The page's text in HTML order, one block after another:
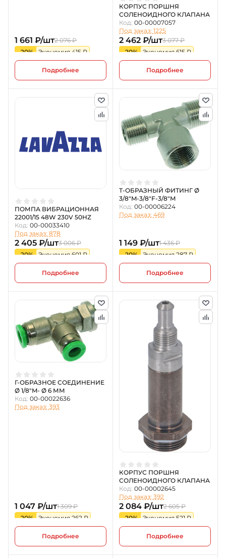
1 661 ₽/шт2 076 ₽
-20%
Экономия 415 ₽
Подробнее
КОРПУС ПОРШНЯ
СОЛЕНОИДНОГО КЛАПАНА
Код: 00-00007057
Под заказ: 1225
2 462 ₽/шт3 077 ₽
-20%
Экономия 615 ₽
Подробнее
ПОМПА ВИБРАЦИОННАЯ
22001/15 48W 230V 50HZ
Код: 00-00033410
Под заказ: 878
2 405 ₽/шт3 006 ₽
-20%
Экономия 601 ₽
Подробнее
Т-ОБРАЗНЫЙ ФИТИНГ Ø
3/8"M-3/8"F-3/8"M
Код: 00-00006224
Под заказ: 469
1 149 ₽/шт1 436 ₽
-20%
Экономия 287 ₽
Подробнее
Г-ОБРАЗНОЕ СОЕДИНЕНИЕ
Ø 1/8"M- Ø 6 ММ
Код: 00-00022636
Под заказ: 393
1 047 ₽/шт1 309 ₽
-20%
Экономия 262 ₽
Подробнее
КОРПУС ПОРШНЯ
СОЛЕНОИДНОГО КЛАПАНА
Код: 00-00002645
Под заказ: 392
2 084 ₽/шт2 605 ₽
-20%
Экономия 521 ₽
Подробнее